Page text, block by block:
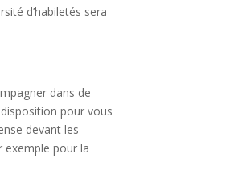
d’habiletés sera
dans de
pour vous
devant les
exemple pour la